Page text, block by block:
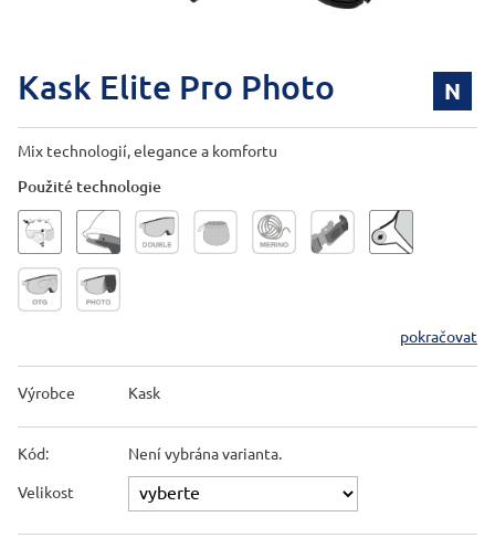
Kask Elite Pro Photo N
Mix technologií, elegance a komfortu
Použité technologie
pokračovat
Výrobce Kask
Kód: Není vybrána varianta.
Velikost